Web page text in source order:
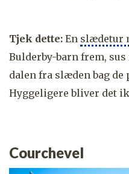
Tjek dette: En slædetur
Bulderby-barn frem,
dalen fra slæden bag de
Hyggeligere bliver det
Courchevel